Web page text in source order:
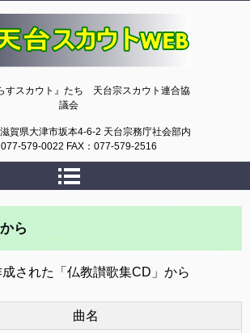
すスカウト』たち 天台宗スカウト連合協
議会
賀県大津市坂本4-6-2 天台宗務庁社会部内
579-0022 FAX：077-579-2516
ら
された「仏教讃歌集CD」から
曲名